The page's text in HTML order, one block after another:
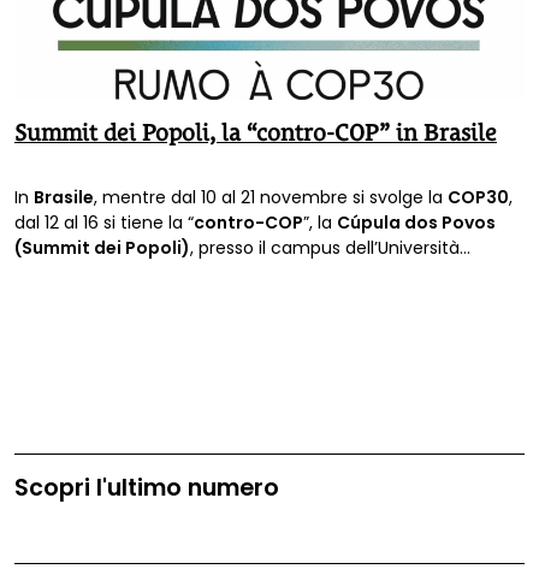
Summit dei Popoli, la “contro-COP” in Brasile
In Brasile, mentre dal 10 al 21 novembre si svolge la COP30,
dal 12 al 16 si tiene la “contro-COP”, la Cúpula dos Povos
(Summit dei Popoli), presso il campus dell’Università
Scopri l'ultimo numero